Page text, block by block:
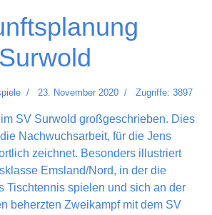
23. November 2020 Zugriffe: 3897
SV Surwold großgeschrieben. Dies
Nachwuchsarbeit, für die Jens
zeichnet. Besonders illustriert
Emsland/Nord, in der die
Tischtennis spielen und sich an der
beherzten Zweikampf mit dem SV